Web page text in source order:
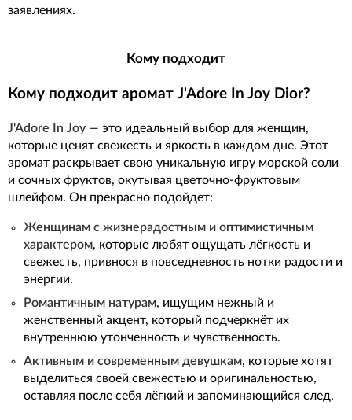
заявлениях.
Кому подходит
Кому подходит аромат J'Adore In Joy Dior?
J'Adore In Joy — это идеальный выбор для женщин,
которые ценят свежесть и яркость в каждом дне. Этот
аромат раскрывает свою уникальную игру морской соли
и сочных фруктов, окутывая цветочно-фруктовым
шлейфом. Он прекрасно подойдет:
Женщинам с жизнерадостным и оптимистичным
характером, которые любят ощущать лёгкость и
свежесть, привнося в повседневность нотки радости и
энергии.
Романтичным натурам, ищущим нежный и
женственный акцент, который подчеркнёт их
внутреннюю утонченность и чувственность.
Активным и современным девушкам, которые хотят
выделиться своей свежестью и оригинальностью,
оставляя после себя лёгкий и запоминающийся след.